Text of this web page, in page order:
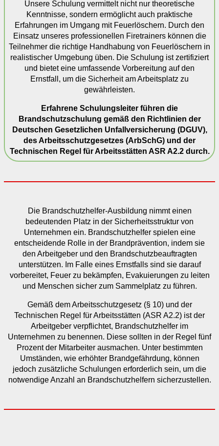
Unsere Schulung vermittelt nicht nur theoretische
Kenntnisse, sondern ermöglicht auch praktische
Erfahrungen im Umgang mit Feuerlöschern. Durch den
Einsatz unseres professionellen Firetrainers können die
Teilnehmer die richtige Handhabung von Feuerlöschern in
realistischer Umgebung üben. Die Schulung ist zertifiziert
und bietet eine umfassende Vorbereitung auf den
Ernstfall, um die Sicherheit am Arbeitsplatz zu
gewährleisten.
Erfahrene Schulungsleiter führen die
Brandschutzschulung gemäß den Richtlinien der
Deutschen Gesetzlichen Unfallversicherung (DGUV),
des Arbeitsschutzgesetzes (ArbSchG) und der
Technischen Regel für Arbeitsstätten ASR A2.2 durch.
Die Brandschutzhelfer-Ausbildung nimmt einen
bedeutenden Platz in der Sicherheitsstruktur von
Unternehmen ein. Brandschutzhelfer spielen eine
entscheidende Rolle in der Brandprävention, indem sie
den Arbeitgeber und den Brandschutzbeauftragten
unterstützen. Im Falle eines Ernstfalls sind sie darauf
vorbereitet, Feuer zu bekämpfen, Evakuierungen zu leiten
und Menschen sicher zum Sammelplatz zu führen.
Gemäß dem Arbeitsschutzgesetz (§ 10) und der
Technischen Regel für Arbeitsstätten (ASR A2.2) ist der
Arbeitgeber verpflichtet, Brandschutzhelfer im
Unternehmen zu benennen. Diese sollten in der Regel fünf
Prozent der Mitarbeiter ausmachen. Unter bestimmten
Umständen, wie erhöhter Brandgefährdung, können
jedoch zusätzliche Schulungen erforderlich sein, um die
notwendige Anzahl an Brandschutzhelfern sicherzustellen.